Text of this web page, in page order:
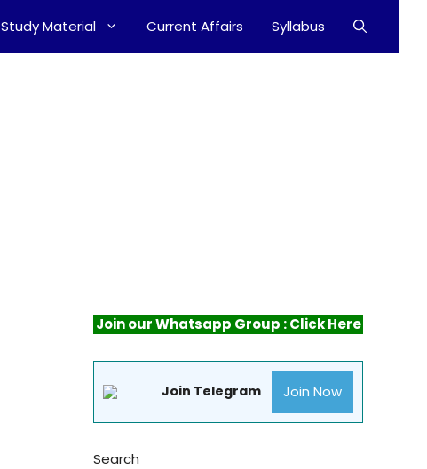
Study Material Current Affairs Syllabus
Join our Whatsapp Group : Click Here
Join Telegram Join Now
Search